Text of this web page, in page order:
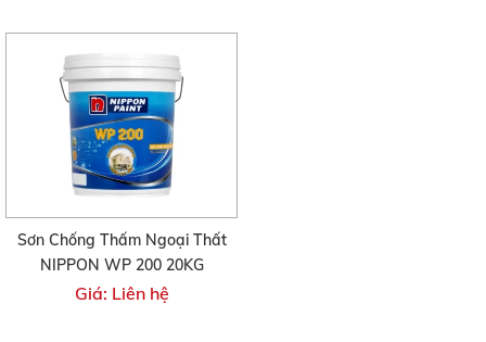
Sơn Chống Thấm Ngoại Thất
NIPPON WP 200 20KG
Giá: Liên hệ